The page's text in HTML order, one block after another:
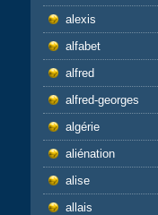
alexis
alfabet
alfred
alfred-georges
algérie
aliénation
alise
allais